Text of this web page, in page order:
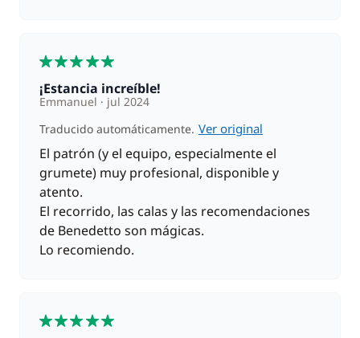
¡estancia increíble!
Emmanuel
jul 2024
Traducido automáticamente. Ver original
El patrón (y el equipo, especialmente el
grumete) muy profesional, disponible y
atento.
El recorrido, las calas y las recomendaciones
de Benedetto son mágicas.
Lo recomiendo.